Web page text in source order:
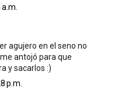
agujero en el seno no
antojó para que
y sacarlos :)
p.m.